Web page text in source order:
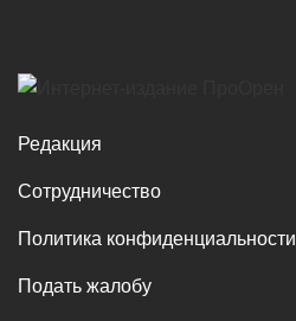
Редакция
Сотрудничество
Политика конфиденциальности
Подать жалобу